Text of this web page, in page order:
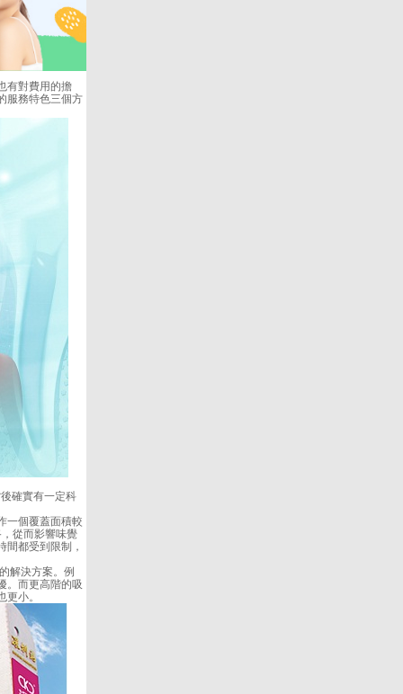
有對費用的擔
服務特色三個方
確實有一定科
個覆蓋面積較
從而影響味覺
都受到限制，
解決方案。例
。而更高階的吸
小。